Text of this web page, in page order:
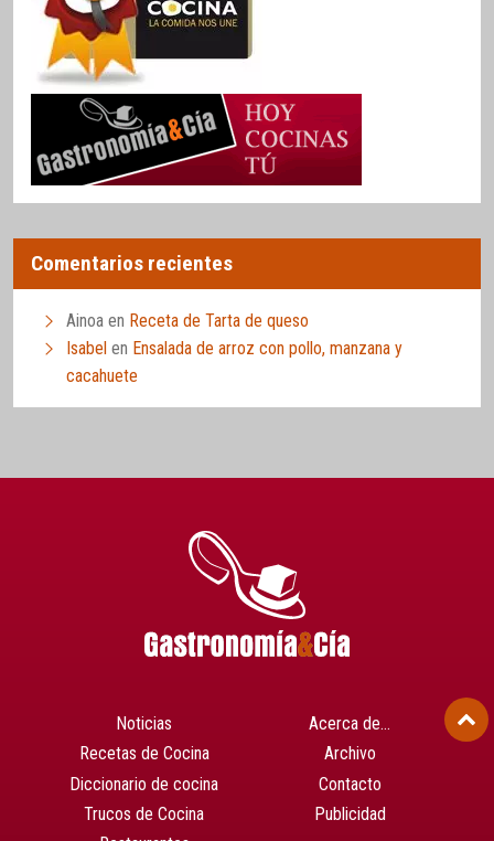
Comentarios recientes
Ainoa en Receta de Tarta de queso
Isabel en Ensalada de arroz con pollo, manzana y
cacahuete
Noticias
Recetas de Cocina
Diccionario de cocina
Trucos de Cocina
Acerca de…
Archivo
Contacto
Publicidad